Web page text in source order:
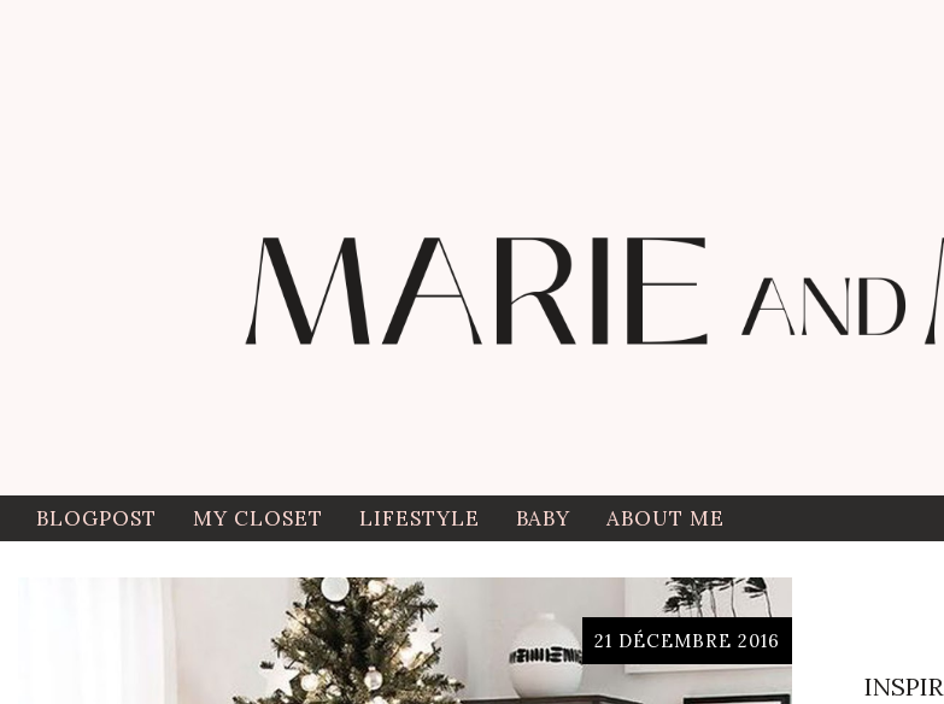
BLOGPOST MY CLOSET LIFESTYLE BABY ABOUT ME
21 DÉCEMBRE 2016